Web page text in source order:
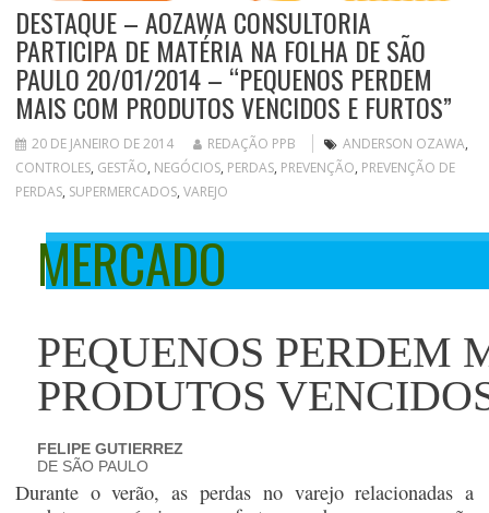
DESTAQUE – AOZAWA CONSULTORIA
PARTICIPA DE MATÉRIA NA FOLHA DE SÃO
PAULO 20/01/2014 – “PEQUENOS PERDEM
MAIS COM PRODUTOS VENCIDOS E FURTOS”
20 DE JANEIRO DE 2014 REDAÇÃO PPB ANDERSON OZAWA,
CONTROLES, GESTÃO, NEGÓCIOS, PERDAS, PREVENÇÃO, PREVENÇÃO DE
PERDAS, SUPERMERCADOS, VAREJO
MERCADO
PEQUENOS PERDEM
PRODUTOS
FELIPE GUTIERREZ
DE SÃO PAULO
Durante o verão, as perdas no varejo relacionadas a